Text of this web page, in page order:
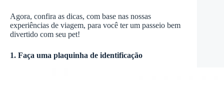
Agora, confira as dicas, com base nas nossas
experiências de viagem, para você ter um passeio bem
divertido com seu pet!
1. Faça uma plaquinha de identificação